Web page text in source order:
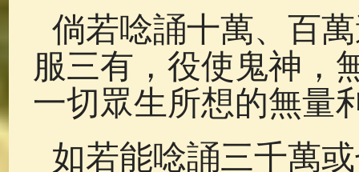
倘若唸誦十萬、百
服三有，役使鬼神，
一切眾生所想的無量
如若能唸誦三千萬